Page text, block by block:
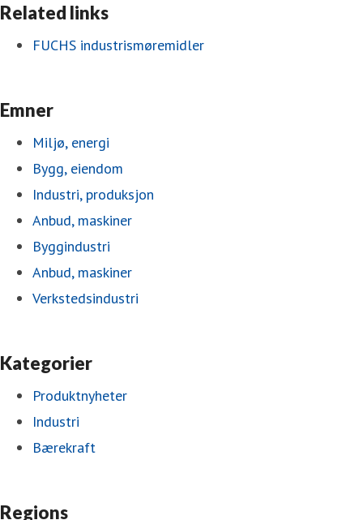
Related links
FUCHS industrismøremidler
Emner
Miljø, energi
Bygg, eiendom
Industri, produksjon
Anbud, maskiner
Byggindustri
Anbud, maskiner
Verkstedsindustri
Kategorier
Produktnyheter
Industri
Bærekraft
Regions